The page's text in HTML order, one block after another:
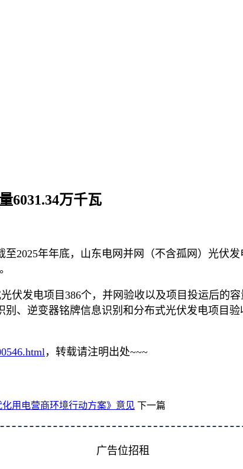
6031.34万千瓦
2025年年底，山东电网并网（不含孤网）光伏
伏发电项目386个，并网验收以及项目投运后的
、逆变器铭牌信息识别和分布式光伏发电项目
，转载请注明出处~~~
用电营商环境行动方案》意见 下一篇
广告位招租